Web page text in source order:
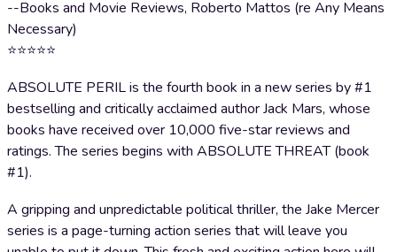
--Books and Movie Reviews, Roberto Mattos (re Any Means
Necessary)
⭐⭐⭐⭐⭐
ABSOLUTE PERIL is the fourth book in a new series by #1
bestselling and critically acclaimed author Jack Mars, whose
books have received over 10,000 five-star reviews and
ratings. The series begins with ABSOLUTE THREAT (book
#1).
A gripping and unpredictable political thriller, the Jake Mercer
series is a page-turning action series that will leave you